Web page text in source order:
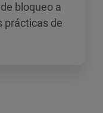
bloqueo a
prácticas de